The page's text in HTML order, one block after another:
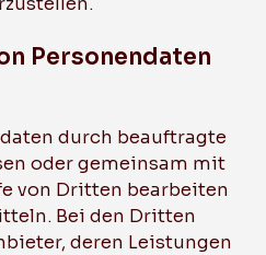
Personendaten
durch beauftragte
oder gemeinsam mit
von Dritten bearbeiten
Bei den Dritten
deren Leistungen